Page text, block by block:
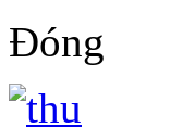
Đóng